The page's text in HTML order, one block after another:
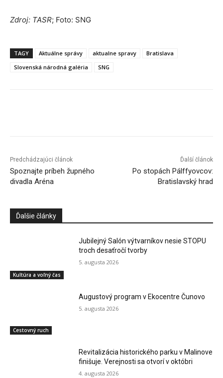
Zdroj: TASR; Foto: SNG
TAGY Aktuálne správy aktualne spravy
Bratislava
Slovenská národná galéria
SNG
Predchádzajúci článok
Spoznajte príbeh župného
divadla Aréna
Ďalší článok
Po stopách Pálffyovcov:
Bratislavský hrad
Ďalšie články
Kultúra a voľný čas
Jubilejný Salón výtvarníkov nesie STOPU
troch desaťročí tvorby
5. augusta 2026
Cestovný ruch
Augustový program v Ekocentre Čunovo
5. augusta 2026
Revitalizácia historického parku v Malinove
finišuje. Verejnosti sa otvorí v októbri
4. augusta 2026